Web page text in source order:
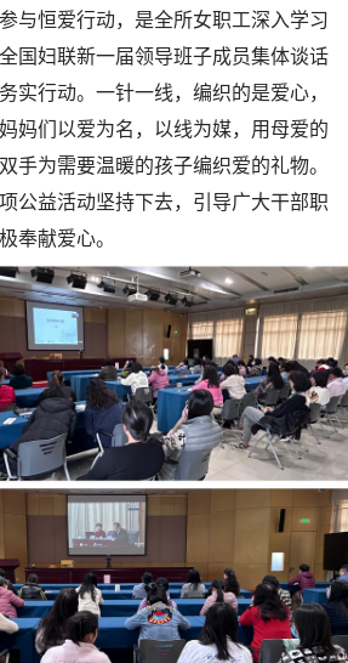
与恒爱行动，是全所女职工深入学习
国妇联新一届领导班子成员集体谈话
实行动。一针一线，编织的是爱心，
妈们以爱为名，以线为媒，用母爱的
手为需要温暖的孩子编织爱的礼物。
公益活动坚持下去，引导广大干部职
奉献爱心。